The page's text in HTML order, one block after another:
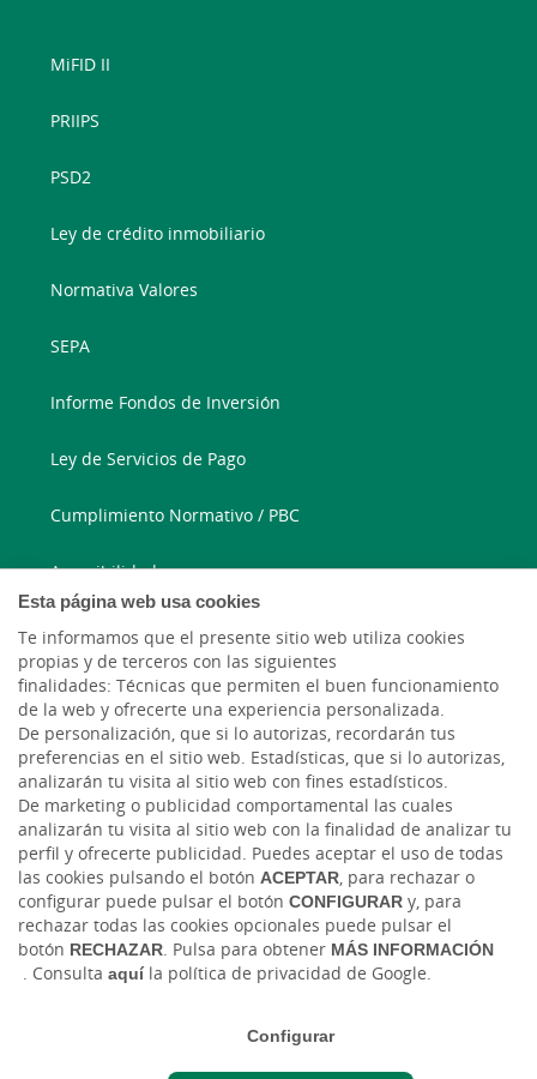
Esta página web usa cookies
Te informamos que el presente sitio web utiliza cookies
propias y de terceros con las siguientes
finalidades: Técnicas que permiten el buen funcionamiento
de la web y ofrecerte una experiencia personalizada.
De personalización, que si lo autorizas, recordarán tus
preferencias en el sitio web. Estadísticas, que si lo autorizas,
analizarán tu visita al sitio web con fines estadísticos.
De marketing o publicidad comportamental las cuales
analizarán tu visita al sitio web con la finalidad de analizar tu
perfil y ofrecerte publicidad. Puedes aceptar el uso de todas
las cookies pulsando el botón ACEPTAR, para rechazar o
configurar puede pulsar el botón CONFIGURAR y, para
rechazar todas las cookies opcionales puede pulsar el
botón RECHAZAR. Pulsa para obtener MÁS INFORMACIÓN
. Consulta aquíla política de privacidad de Google.
Configurar
MiFID II
PRIIPS
PSD2
Ley de crédito inmobiliario
Normativa Valores
SEPA
Informe Fondos de Inversión
Ley de Servicios de Pago
Cumplimiento Normativo / PBC
Accesibilidad
913 346 780
Correo electrónico
Tablón de anuncios Tipos de cambio Aviso legal
Política de cookies
Protección de datos
Ⓒ Ruralvía, Caja Rural de Albal, 2026. Todos los derechos reservados